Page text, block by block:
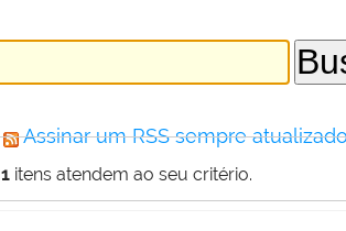
Assinar um RSS sempre
1itens atendem ao seu critério.